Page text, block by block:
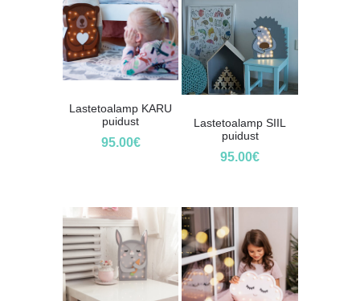
Lastetoalamp KARU
puidust
95.00€
Lastetoalamp SIIL
puidust
95.00€